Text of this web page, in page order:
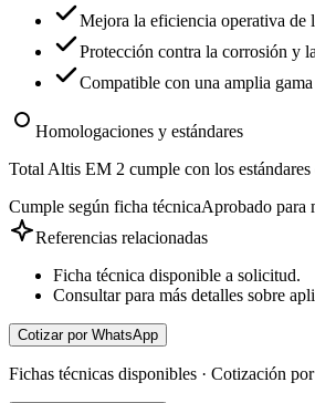
Mejora la eficiencia operativa de
Protección contra la corrosión y
Compatible con una amplia
Homologaciones y estándares
Total Altis EM 2 cumple con los
Cumple según ficha técnicaAprobado para
Referencias relacionadas
Ficha técnica disponible a solicitud.
Consultar para más detalles sobre
Cotizar por WhatsApp
Fichas técnicas disponibles · Cotización